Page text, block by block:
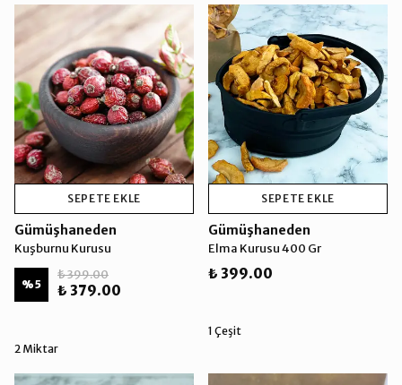
SEPETE EKLE
Gümüşhaneden
Kuşburnu Kurusu
%5
₺ 399.00
₺ 379.00
2 Miktar
SEPETE EKLE
Gümüşhaneden
Elma Kurusu 400 Gr
₺ 399.00
1 Çeşit